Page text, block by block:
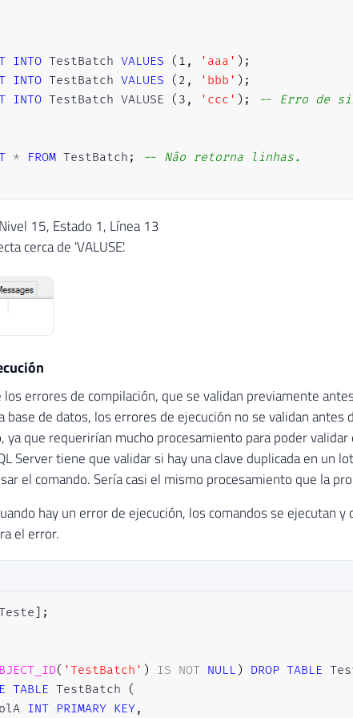
INTO TestBatch VALUES ( 1 , 'aaa' ) ;
INTO TestBatch VALUES ( 2 , 'bbb' ) ;
INTO TestBatch VALUSE ( 3 , 'ccc' ) ;
-- Erro de
* FROM TestBatch ;
-- Não retorna linhas.
15, Estado 1, Línea 13
cerca de 'VALUSE'.
errores de compilación, que se validan previamente
base de datos, los errores de ejecución no se validan antes
ya que requerirían mucho procesamiento para poder
Server tiene que validar si hay una clave duplicada en un
el comando. Sería casi el mismo procesamiento que la
hay un error de ejecución, los comandos se ejecutan
el error.
] ;
( 'TestBatch' ) IS NOT NULL ) DROP TABLE
TABLE TestBatch
(
INT PRIMARY KEY,